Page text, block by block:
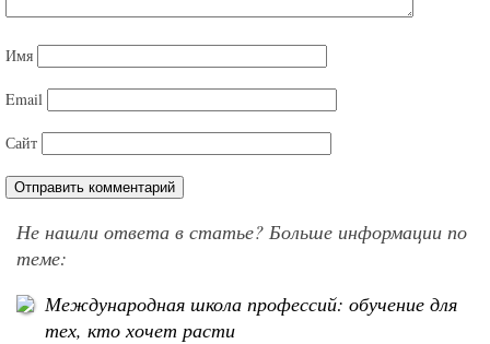
Имя
Email
Сайт
Не нашли ответа в статье? Больше информации по
теме:
Международная школа профессий: обучение для
тех, кто хочет расти